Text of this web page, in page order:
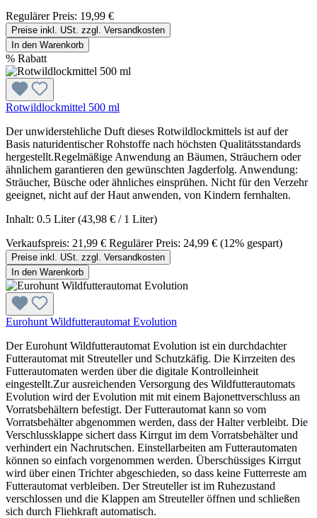
Regulärer Preis: 19,99 €
Preise inkl. USt. zzgl. Versandkosten
In den Warenkorb
% Rabatt
Rotwildlockmittel 500 ml
Der unwiderstehliche Duft dieses Rotwildlockmittels ist auf der
Basis naturidentischer Rohstoffe nach höchsten Qualitätsstandards
hergestellt.Regelmäßige Anwendung an Bäumen, Sträuchern oder
ähnlichem garantieren den gewünschten Jagderfolg. Anwendung:
Sträucher, Büsche oder ähnliches einsprühen. Nicht für den Verzehr
geeignet, nicht auf der Haut anwenden, von Kindern fernhalten.
Inhalt: 0.5 Liter(43,98 € / 1 Liter)
Verkaufspreis: 21,99 € Regulärer Preis: 24,99 € (12% gespart)
Preise inkl. USt. zzgl. Versandkosten
In den Warenkorb
Eurohunt Wildfutterautomat Evolution
Der Eurohunt Wildfutterautomat Evolution ist ein durchdachter
Futterautomat mit Streuteller und Schutzkäfig. Die Kirrzeiten des
Futterautomaten werden über die digitale Kontrolleinheit
eingestellt.Zur ausreichenden Versorgung des Wildfutterautomats
Evolution wird der Evolution mit mit einem Bajonettverschluss an
Vorratsbehältern befestigt. Der Futterautomat kann so vom
Vorratsbehälter abgenommen werden, dass der Halter verbleibt. Die
Verschlussklappe sichert dass Kirrgut im dem Vorratsbehälter und
verhindert ein Nachrutschen. Einstellarbeiten am Futterautomaten
können so einfach vorgenommen werden. Überschüssiges Kirrgut
wird über einen Trichter abgeschieden, so dass keine Futterreste am
Futterautomat verbleiben. Der Streuteller ist im Ruhezustand
verschlossen und die Klappen am Streuteller öffnen und schließen
sich durch Fliehkraft automatisch.